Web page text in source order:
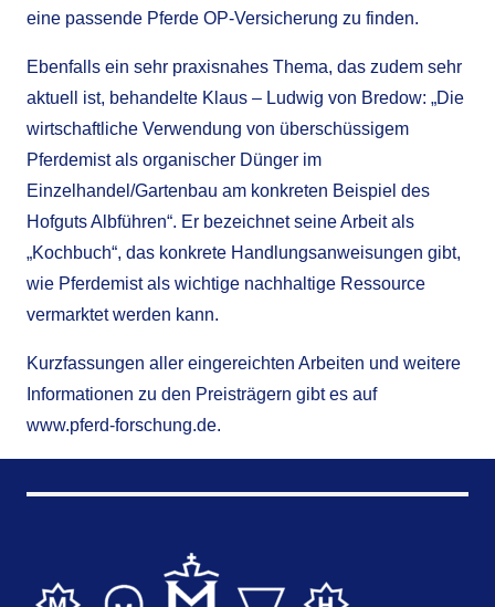
eine passende Pferde OP-Versicherung zu finden.
Ebenfalls ein sehr praxisnahes Thema, das zudem sehr
aktuell ist, behandelte Klaus – Ludwig von Bredow: „Die
wirtschaftliche Verwendung von überschüssigem
Pferdemist als organischer Dünger im
Einzelhandel/Gartenbau am konkreten Beispiel des
Hofguts Albführen“. Er bezeichnet seine Arbeit als
„Kochbuch“, das konkrete Handlungsanweisungen gibt,
wie Pferdemist als wichtige nachhaltige Ressource
vermarktet werden kann.
Kurzfassungen aller eingereichten Arbeiten und weitere
Informationen zu den Preisträgern gibt es auf
www.pferd-forschung.de.